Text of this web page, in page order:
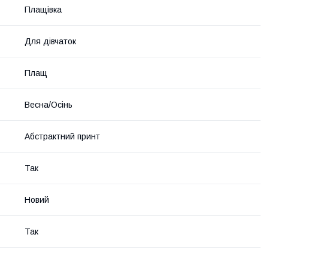
Плащівка
Для дівчаток
Плащ
Весна/Осінь
Абстрактний принт
Так
Новий
Так